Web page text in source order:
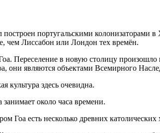
построен португальскими
чем Лиссабон или Лондон тех времён.
Переселение в новую столицу
они являются объектами Всемирного
культура здесь очевидна.
около часа времени.
Гоа есть несколько древних католических